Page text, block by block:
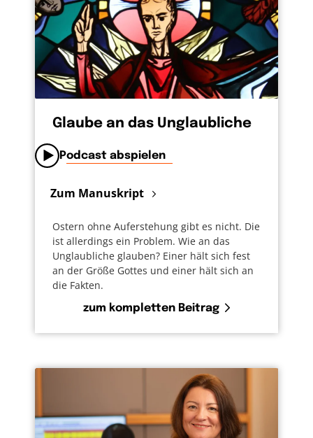
Glaube an das Unglaubliche
Podcast abspielen
Zum Manuskript
Ostern ohne Auferstehung gibt es nicht. Die
ist allerdings ein Problem. Wie an das
Unglaubliche glauben? Einer hält sich fest
an der Größe Gottes und einer hält sich an
die Fakten.
zum kompletten Beitrag